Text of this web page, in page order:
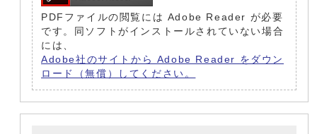
PDFファイルの閲覧には Adobe Reader が必要
です。同ソフトがインストールされていない場合
には、
Adobe社のサイトから Adobe Reader をダウン
ロード（無償）してください。